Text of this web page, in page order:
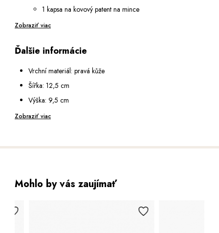
1 kapsa na kovový patent na mince
2 otevřené podélné přihrádky na bankovky
2 průhledné přihrádky se síťkou
Opatřena RFID ochranou, která zabrání nežádoucímu
zkopírování dat z vašich karet
Zobraziť viac
Ďalšie informácie
Vrchní materiál: pravá kůže
Šířka: 12,5 cm
Výška: 9,5 cm
Hloubka: 2,5 cm
Zobraziť viac
Mohlo by vás zaujímať